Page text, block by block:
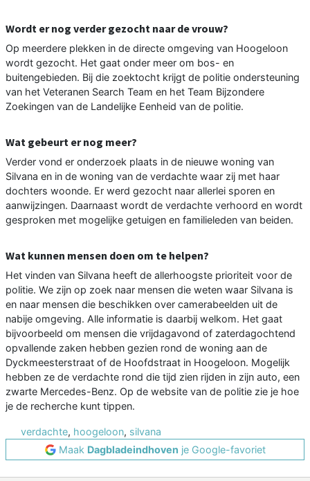
Wordt er nog verder gezocht naar de vrouw?
Op meerdere plekken in de directe omgeving van Hoogeloon
wordt gezocht. Het gaat onder meer om bos- en
buitengebieden. Bij die zoektocht krijgt de politie ondersteuning
van het Veteranen Search Team en het Team Bijzondere
Zoekingen van de Landelijke Eenheid van de politie.
Wat gebeurt er nog meer?
Verder vond er onderzoek plaats in de nieuwe woning van
Silvana en in de woning van de verdachte waar zij met haar
dochters woonde. Er werd gezocht naar allerlei sporen en
aanwijzingen. Daarnaast wordt de verdachte verhoord en wordt
gesproken met mogelijke getuigen en familieleden van beiden.
Wat kunnen mensen doen om te helpen?
Het vinden van Silvana heeft de allerhoogste prioriteit voor de
politie. We zijn op zoek naar mensen die weten waar Silvana is
en naar mensen die beschikken over camerabeelden uit de
nabije omgeving. Alle informatie is daarbij welkom. Het gaat
bijvoorbeeld om mensen die vrijdagavond of zaterdagochtend
opvallende zaken hebben gezien rond de woning aan de
Dyckmeesterstraat of de Hoofdstraat in Hoogeloon. Mogelijk
hebben ze de verdachte rond die tijd zien rijden in zijn auto, een
zwarte Mercedes-Benz. Op de website van de politie zie je hoe
je de recherche kunt tippen.
verdachte, hoogeloon, silvana
Maak Dagbladeindhoven je Google-favoriet